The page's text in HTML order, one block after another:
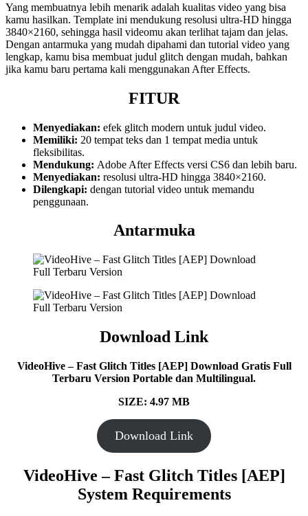
Yang membuatnya lebih menarik adalah kualitas video yang bisa
kamu hasilkan. Template ini mendukung resolusi ultra-HD hingga
3840×2160, sehingga hasil videomu akan terlihat tajam dan jelas.
Dengan antarmuka yang mudah dipahami dan tutorial video yang
lengkap, kamu bisa membuat judul glitch dengan mudah, bahkan
jika kamu baru pertama kali menggunakan After Effects.
FITUR
Menyediakan: efek glitch modern untuk judul video.
Memiliki: 20 tempat teks dan 1 tempat media untuk
fleksibilitas.
Mendukung: Adobe After Effects versi CS6 dan lebih baru.
Menyediakan: resolusi ultra-HD hingga 3840×2160.
Dilengkapi: dengan tutorial video untuk memandu
penggunaan.
Antarmuka
Download Link
VideoHive – Fast Glitch Titles [AEP] Download Gratis Full
Terbaru Version Portable dan Multilingual.
SIZE: 4.97 MB
Download Link
VideoHive – Fast Glitch Titles [AEP]
System Requirements